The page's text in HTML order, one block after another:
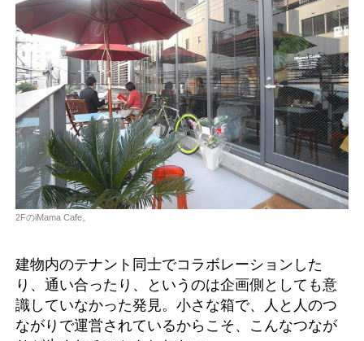
2FのiMama Cafe。
建物内のテナント同士でコラボレーションした
り、通い合ったり、というのは企画側としても意
識していなかった発見。小さな箱で、人と人のつ
ながりで運営されているからこそ、こんなつなが